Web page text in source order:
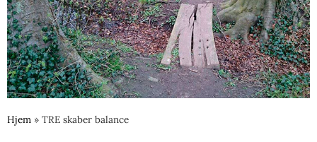
Hjem » TRE skaber balance